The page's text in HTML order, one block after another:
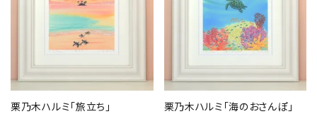
栗乃木ハルミ「旅立ち」
栗乃木ハルミ「海のおさんぽ」